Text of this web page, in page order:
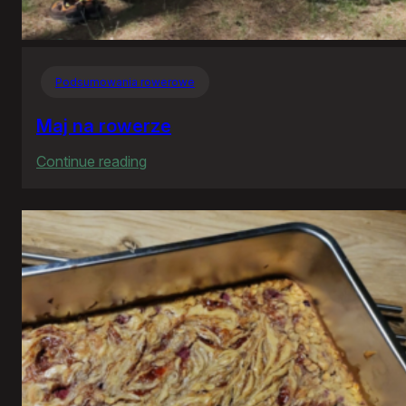
Podsumowania rowerowe
Maj na rowerze
Continue reading
na
rowerze